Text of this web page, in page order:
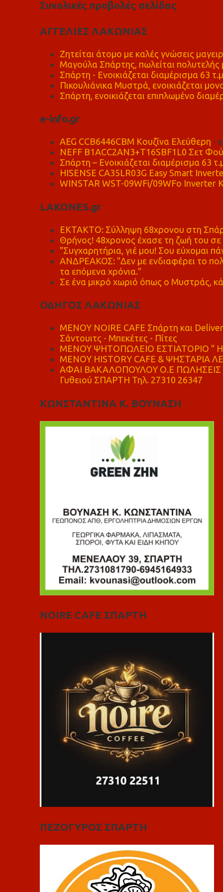
Συνολικές προβολές σελίδας
ΑΓΓΕΛΙΕΣ ΛΑΚΩΝΙΑΣ
Ζητείται άτομο με καλές γνώσεις
Μαγούλα Σπάρτης, πωλείται πολυτελής
Σπάρτη - Ενοικιάζεται διαμέρισμα 63 τ.μ
Πικουλιάνικα Μυστρά, ενοικιάζεται
Σπάρτη, ενοικιάζεται επιπλωμένο
e-info.gr
AEG CCB6446CBM Κουζίνα Ελεύθερη -
NEFF B1ACC2AN3+T16SBF1L0 Σετ
Σπάρτη – Ενοικιάζεται διαμέρισμα 63
HISENSE CA35LR03G Easy Smart
WINSTAR WST-09WFi/09WFo Inverter
LAKONES.gr
ΕΚΤΑΚΤΟ: Σύλληψη 68χρονου στη
Θρήνος! 48χρονος έχασε τη ζωή του
"Συγχαρητήρια, γιέ μου! Σου εύχομαι
ΑΝΔΡΕΑΚΟΣ: "Δεν με ενδιαφέρει το
τα επόμενα χρόνια."
Σε ένα μικρό χωριό όπως ο Μυστράς,
ΟΔΗΓΟΣ ΛΑΚΩΝΙΑΣ
MENOY NOIRE CAFE Σπάρτη και
Σάντουιτς - Μπεκέτες - Πίτες
ΜΕΝΟΥ ΨΗΤΟΠΩΛΕΙΟ ΕΣΤΙΑΤΟΡΙΟ "
ΜΕΝΟΥ HISTORY CAFE & ΨΗΣΤΑΡΙΑ
ΑΦΑΙ ΒΑΚΑΛΟΠΟΥΛΟΥ Ο.Ε ΠΩΛΗΣΕΙΣ
Γυθειού ΣΠΑΡΤΗ Τηλ. 27310 26347
ΚΩΝΣΤΑΝΤΙΝΑ Κ. ΒΟΥΝΑΣΗ
NOIRE CAFE ΣΠΑΡΤΗ
ΠΕΖΟΓΥΡΟΣ ΣΠΑΡΤΗ